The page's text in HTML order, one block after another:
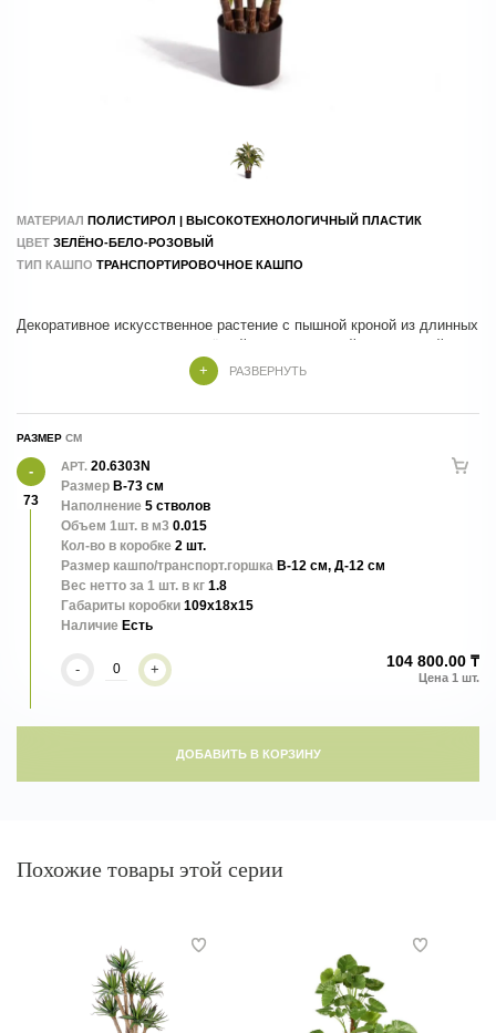
МАТЕРИАЛ ПОЛИСТИРОЛ | ВЫСОКОТЕХНОЛОГИЧНЫЙ ПЛАСТИК
ЦВЕТ ЗЕЛЁНО-БЕЛО-РОЗОВЫЙ
ТИП КАШПО ТРАНСПОРТИРОВОЧНОЕ КАШПО
Декоративное искусственное растение с пышной кроной из длинных
узких листьев, создающих лёгкий и естественный тропический
образ. Компактная форма в горшке делает её удобным элементом
для оформления интерьеров, офисов, гостиниц и коммерческих
5 стволов
РАЗВЕРНУТЬ
РАЗМЕР
73
АРТ. 20.6303N
Размер В-73 см
Наполнение 5 стволов
Объем 1шт. в м3 0.015
Кол-во в коробке 2 шт.
Размер кашпо/транспорт.горшка В-12 см, Д-12 см
Вес нетто за 1 шт. в кг 1.8
Габариты коробки 109x18x15
Наличие Есть
- + 104 800.00 ₸
ДОБАВИТЬ В КОРЗИНУ
Похожие товары этой серии